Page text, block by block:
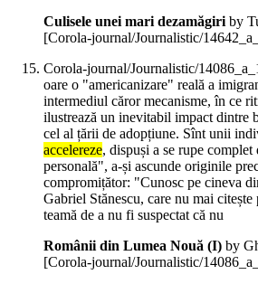
Culisele unei mari dezamăgiriby
[Corola-journal/Journalistic/
Corola-journal/Journalistic/
oare o "americanizare" reală a
intermediul căror mecanisme, în ce
ilustrează un inevitabil impact dintre
cel al țării de adopțiune. Sînt unii
accelereze, dispuși a se rupe
personală", a-și ascunde originile
compromițător: "Cunosc pe cineva
Gabriel Stănescu, care nu mai
teamă de a nu fi suspectat că nu
Românii din Lumea Nouă (I) by
[Corola-journal/Journalistic/